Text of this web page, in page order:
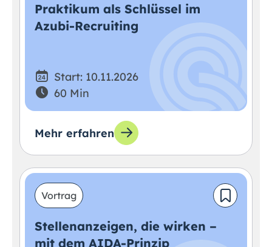
Praktikum als Schlüssel im
Azubi-Recruiting
Start: 10.11.2026
60 Min
Mehr erfahren
Vortrag
Stellenanzeigen, die wirken –
mit dem AIDA-Prinzip